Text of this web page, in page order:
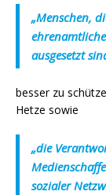
„Menschen,
ausgesetzt
besser zu
Hetze sowie
„die
sozialer